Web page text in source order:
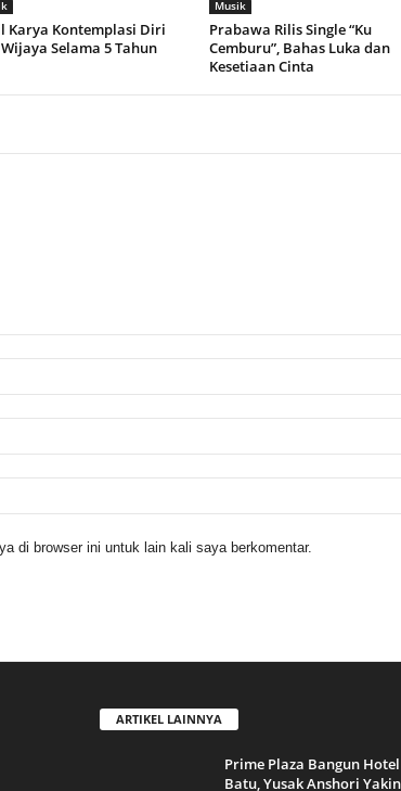
Karya Kontemplasi Diri
Selama 5 Tahun
Musik
Prabawa Rilis Single “Ku
Cemburu”, Bahas Luka dan
Kesetiaan Cinta
di browser ini untuk lain kali saya berkomentar.
ARTIKEL LAINNYA
Prime Plaza Bangun
Batu, Yusak Anshori Yakin